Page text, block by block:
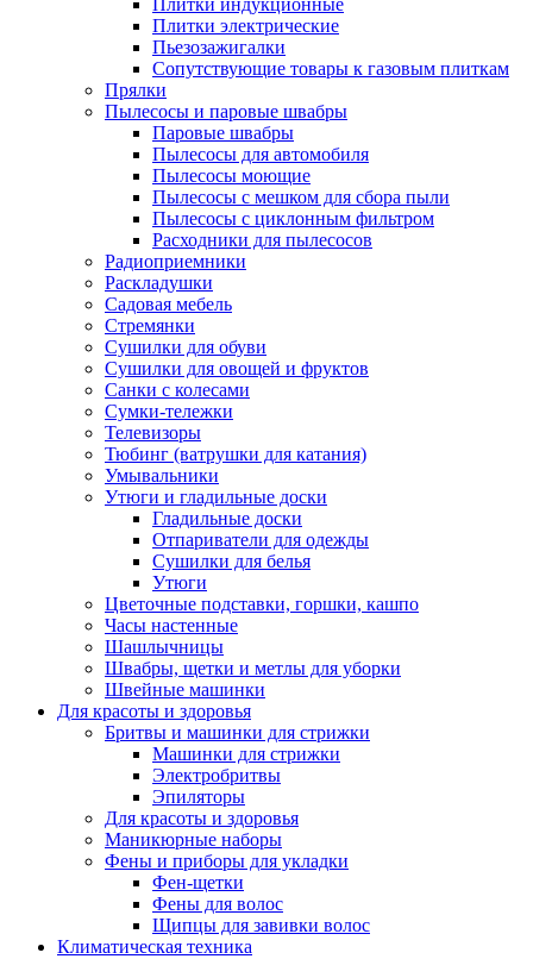
Плитки электрические
Пьезозажигалки
Сопутствующие товары к газовым плиткам
Прялки
Пылесосы и паровые швабры
Паровые швабры
Пылесосы для автомобиля
Пылесосы моющие
Пылесосы с мешком для сбора пыли
Пылесосы с циклонным фильтром
Расходники для пылесосов
Радиоприемники
Раскладушки
Садовая мебель
Стремянки
Сушилки для обуви
Сушилки для овощей и фруктов
Санки с колесами
Сумки-тележки
Телевизоры
Тюбинг (ватрушки для катания)
Умывальники
Утюги и гладильные доски
Гладильные доски
Отпариватели для одежды
Сушилки для белья
Утюги
Цветочные подставки, горшки, кашпо
Часы настенные
Шашлычницы
Швабры, щетки и метлы для уборки
Швейные машинки
Для красоты и здоровья
Бритвы и машинки для стрижки
Машинки для стрижки
Электробритвы
Эпиляторы
Для красоты и здоровья
Маникюрные наборы
Фены и приборы для укладки
Фен-щетки
Фены для волос
Щипцы для завивки волос
Климатическая техника